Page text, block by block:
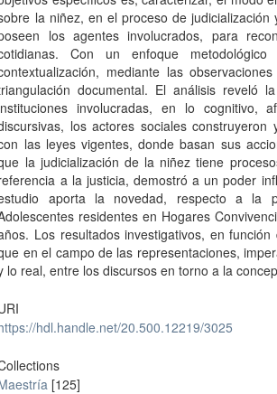
la niñez, en el proceso de
los agentes involucrados, para
Con un enfoque
mediante las
documental. El análisis reveló
involucradas, en lo cognitivo,
los actores sociales construyeron
las leyes vigentes, donde basan sus
la judicialización de la niñez tiene
a la justicia, demostró a un poder
aporta la novedad, respecto a la
residentes en Hogares
Los resultados investigativos, en
en el campo de las representaciones,
lo real, entre los discursos en torno a la
hdl.handle.net/20.500.12219/3025
[125]